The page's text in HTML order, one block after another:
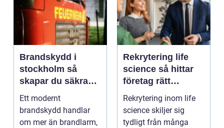
Brandskydd i
stockholm så
skapar du säkra
byggnader på
riktigt
Ett modernt
brandskydd handlar
om mer än brandlarm,
Rekrytering life
science så hittar
företag rätt
kompetens när
kraven är som
högst
Rekrytering inom life
science skiljer sig
tydligt från många